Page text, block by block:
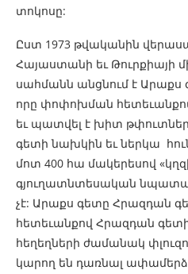
տոկոսը:
Ըստ 1973 թվականին
Հայաստանի եւ Թուրքիայի
սահմանն անցնում է Արաքս
որը փոփոխման հետեւանքով
եւ պատվել է խիտ
գետի նախկին եւ ներկա
մոտ 400 հա մակերեսով
գյուղատնտեսական
չէ: Արաքս գետը Հրազդան
հետեւանքով Հրազդան
հեղեղների ժամանակ
կարող են դառնալ